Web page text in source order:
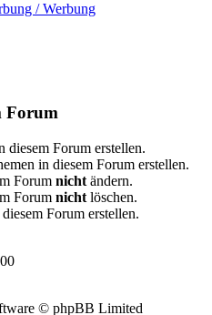
/ Werbung
Forum
diesem Forum erstellen.
in diesem Forum erstellen.
Forum nicht ändern.
Forum nicht löschen.
Forum erstellen.
© phpBB Limited